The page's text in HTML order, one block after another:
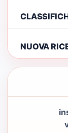
NUOVA